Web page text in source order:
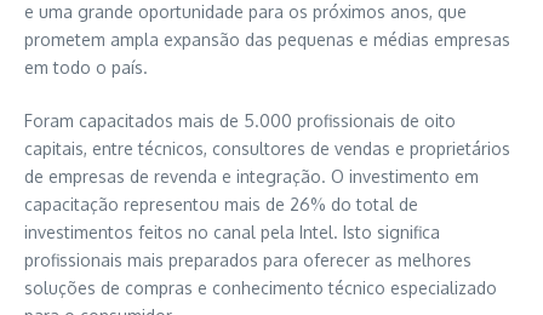
e uma grande oportunidade para os próximos anos, que
prometem ampla expansão das pequenas e médias empresas
em todo o país.
Foram capacitados mais de 5.000 profissionais de oito
capitais, entre técnicos, consultores de vendas e proprietários
de empresas de revenda e integração. O investimento em
capacitação representou mais de 26% do total de
investimentos feitos no canal pela Intel. Isto significa
profissionais mais preparados para oferecer as melhores
soluções de compras e conhecimento técnico especializado